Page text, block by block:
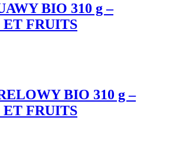
BIO 310 g –
ET FRUITS
BIO 310 g –
ET FRUITS